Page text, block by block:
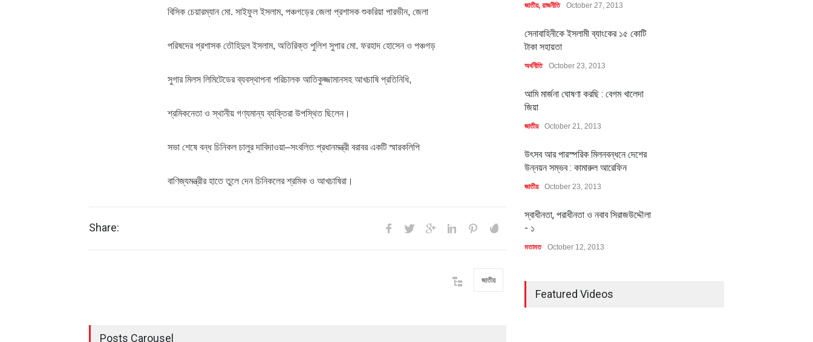
বিসিক চেয়ারম্যান মো. সাইফুল ইসলাম, পঞ্চগড়ের জেলা প্রশাসক শুকরিয়া পারভীন, জেলা
পরিষদের প্রশাসক তৌহিদুল ইসলাম, অতিরিক্ত পুলিশ সুপার মো. ফরহাদ হোসেন ও পঞ্চগড়
সুগার মিলস লিমিটেডের ব্যবস্থাপনা পরিচালক আতিকুজ্জামানসহ আখচাষি প্রতিনিধি,
শ্রমিকনেতা ও স্থানীয় গণ্যমান্য ব্যক্তিরা উপস্থিত ছিলেন।
সভা শেষে বন্ধ চিনিকল চালুর দাবিদাওয়া–সংবলিত প্রধানমন্ত্রী বরাবর একটি স্মারকলিপি
বাণিজ্যমন্ত্রীর হাতে তুলে দেন চিনিকলের শ্রমিক ও আখচাষিরা।
Share:
জাতীয়
Posts Carousel
জাতীয়, রাজনীতি October 27, 2013
সেনাবাহিনীকে ইসলামী ব্যাংকের ১৫ কোটি
টাকা সহায়তা
অর্থনীতি October 23, 2013
আমি মার্জনা ঘোষণা করছি : বেগম খালেদা
জিয়া
জাতীয় October 21, 2013
উৎসব আর পারস্পরিক মিলনবন্ধনে দেশের
উন্নয়ন সম্ভব : কামারুল আরেফিন
জাতীয় October 23, 2013
স্বাধীনতা, পরাধীনতা ও নবাব সিরাজউদ্দৌলা
- ১
মতামত October 12, 2013
Featured Videos